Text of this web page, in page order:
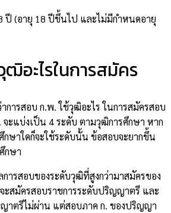
ปี (อายุ 18 ปีขึ้นไป และไม่มีกำหนดอายุ
อะไรในการสมัคร
การสอบ ก.พ. ใช้วุฒิอะไร ในการสมัครสอบ
จะแบ่งเป็น 4 ระดับ ตามวุฒิการศึกษา หาก
ษาใดก็จะใช้ระดับนั้น ข้อสอบจะยากขึ้น
กษา
ารสอบของระดับวุฒิที่สูงกว่ามาสมัครของ
ะสมัครสอบราชการระดับปริญญาตรี และ
าตรีไม่ผ่าน แต่สอบภาค ก. ของปริญญา